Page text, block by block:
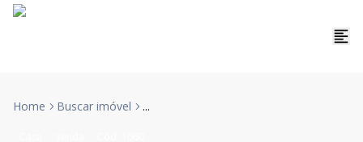
Home Buscar imóvel ...